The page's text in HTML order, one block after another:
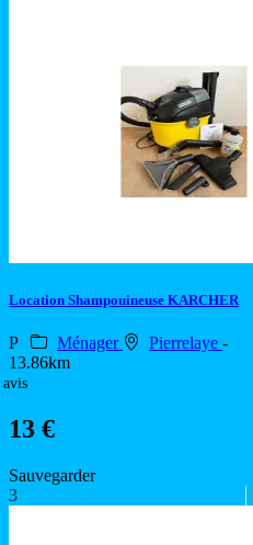
Location Shampouineuse KARCHER
P Ménager Pierrelaye -
13.86km
avis
13 €
Sauvegarder
3